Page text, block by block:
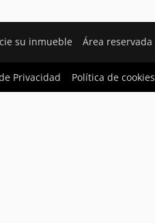
su inmueble Área reservada
Privacidad Política de cookies